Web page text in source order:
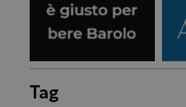
Tag